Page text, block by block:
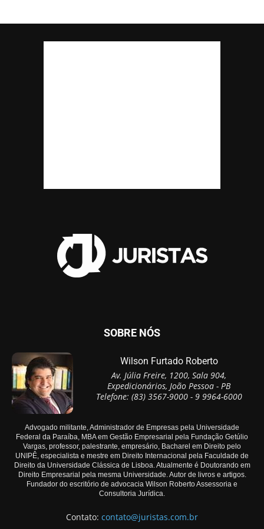
SOBRE NÓS
Wilson Furtado Roberto
Av. Júlia Freire, 1200, Sala 904,
Expedicionários, João Pessoa - PB
Telefone: (83) 3567-9000 - 9 9964-6000
Advogado militante, Administrador de Empresas pela Universidade
Federal da Paraíba, MBA em Gestão Empresarial pela Fundação Getúlio
Vargas, professor, palestrante, empresário, Bacharel em Direito pelo
UNIPÊ, especialista e mestre em Direito Internacional pela Faculdade de
Direito da Universidade Clássica de Lisboa. Atualmente é Doutorando em
Direito Empresarial pela mesma Universidade. Autor de livros e artigos.
Fundador do escritório de advocacia Wilson Roberto Assessoria e
Consultoria Jurídica.
Contato: contato@juristas.com.br